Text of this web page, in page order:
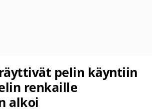
pelin käyntiin
renkaille
alkoi